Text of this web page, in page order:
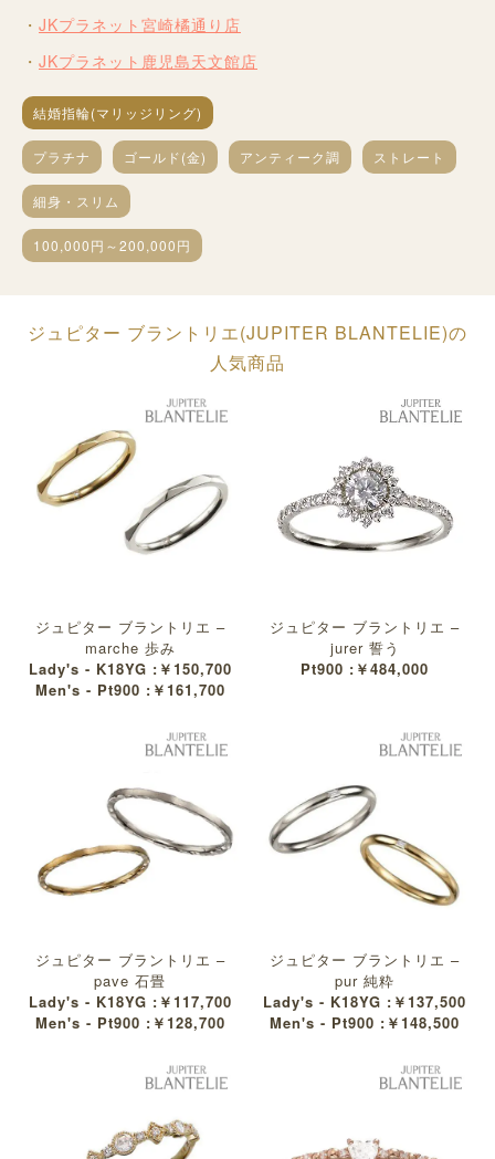
JKプラネット宮崎橘通り店
JKプラネット鹿児島天文館店
結婚指輪(マリッジリング)
プラチナ ゴールド(金) アンティーク調 ストレート
細身・スリム
100,000円～200,000円
ジュピター ブラントリエ(JUPITER BLANTELIE)の
人気商品
ジュピター ブラントリエ –
marche 歩み
Lady's - K18YG :￥150,700
Men's - Pt900 :￥161,700
ジュピター ブラントリエ –
jurer 誓う
Pt900 :￥484,000
ジュピター ブラントリエ –
pave 石畳
Lady's - K18YG :￥117,700
Men's - Pt900 :￥128,700
ジュピター ブラントリエ –
pur 純粋
Lady's - K18YG :￥137,500
Men's - Pt900 :￥148,500